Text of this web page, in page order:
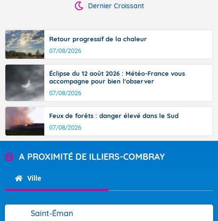
Dernier Croissant
Retour progressif de la chaleur
07/08/2026
Éclipse du 12 août 2026 : Météo-France vous
accompagne pour bien l'observer
07/08/2026
Feux de forêts : danger élevé dans le Sud
07/08/2026
A PROXIMITÉ DE ILLIERS-COMBRAY
Ville
Saint-Éman